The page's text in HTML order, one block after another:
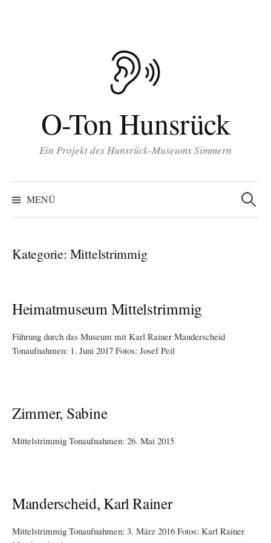
O-Ton Hunsrück
Ein Projekt des Hunsrück-Museums Simmern
MENÜ
Suchen
nach:
Kategorie: Mittelstrimmig
Heimatmuseum Mittelstrimmig
Führung durch das Museum mit Karl Rainer Manderscheid
Tonaufnahmen: 1. Juni 2017 Fotos: Josef Peil
Zimmer, Sabine
Mittelstrimmig Tonaufnahmen: 26. Mai 2015
Manderscheid, Karl Rainer
Mittelstrimmig Tonaufnahmen: 3. März 2016 Fotos: Karl Rainer